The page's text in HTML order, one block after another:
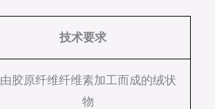
技术要求
由胶原纤维纤维素加工而成的绒状
物